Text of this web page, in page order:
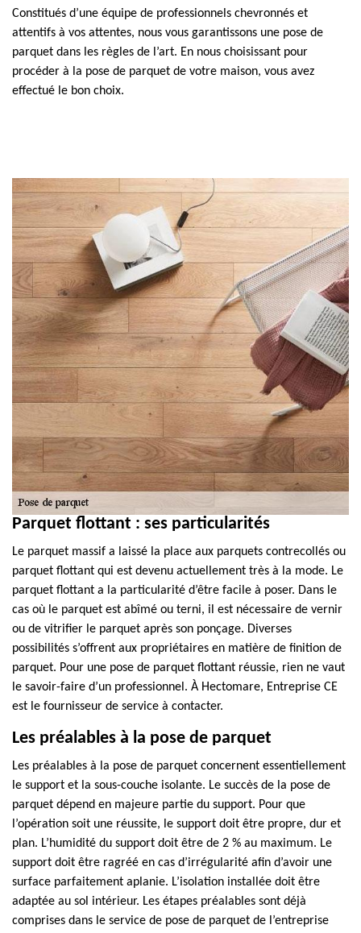
Constitués d’une équipe de professionnels chevronnés et
attentifs à vos attentes, nous vous garantissons une pose de
parquet dans les règles de l’art. En nous choisissant pour
procéder à la pose de parquet de votre maison, vous avez
effectué le bon choix.
Parquet flottant : ses particularités
Le parquet massif a laissé la place aux parquets contrecollés ou
parquet flottant qui est devenu actuellement très à la mode. Le
parquet flottant a la particularité d’être facile à poser. Dans le
cas où le parquet est abîmé ou terni, il est nécessaire de vernir
ou de vitrifier le parquet après son ponçage. Diverses
possibilités s’offrent aux propriétaires en matière de finition de
parquet. Pour une pose de parquet flottant réussie, rien ne vaut
le savoir-faire d’un professionnel. À Hectomare, Entreprise CE
est le fournisseur de service à contacter.
Les préalables à la pose de parquet
Les préalables à la pose de parquet concernent essentiellement
le support et la sous-couche isolante. Le succès de la pose de
parquet dépend en majeure partie du support. Pour que
l’opération soit une réussite, le support doit être propre, dur et
plan. L’humidité du support doit être de 2 % au maximum. Le
support doit être ragréé en cas d’irrégularité afin d’avoir une
surface parfaitement aplanie. L’isolation installée doit être
adaptée au sol intérieur. Les étapes préalables sont déjà
comprises dans le service de pose de parquet de l’entreprise